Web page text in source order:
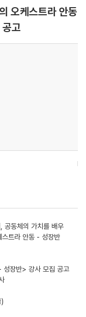
오케스트라 안동
고
공동체의 가치를 배우
트라 안동 - 성장반
장반> 강사 모집 공고